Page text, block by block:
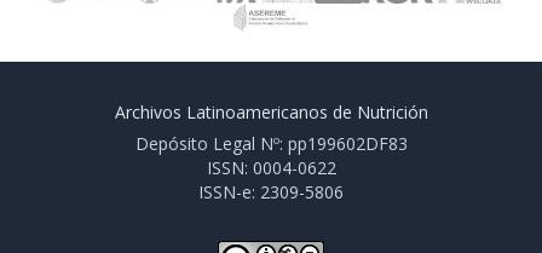
Archivos Latinoamericanos de Nutrición
Depósito Legal Nº: pp199602DF83
ISSN: 0004-0622
ISSN-e: 2309-5806